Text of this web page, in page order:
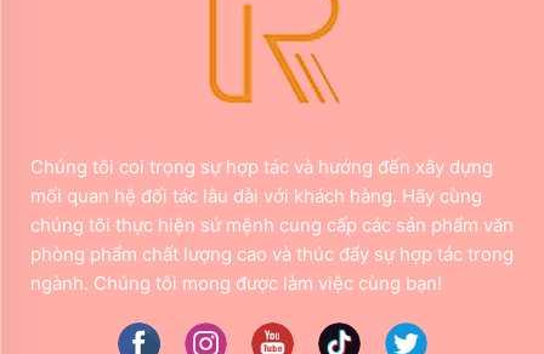
Chúng tôi coi trọng sự hợp tác và hướng đến xây dựng
mối quan hệ đối tác lâu dài với khách hàng. Hãy cùng
chúng tôi thực hiện sứ mệnh cung cấp các sản phẩm văn
phòng phẩm chất lượng cao và thúc đẩy sự hợp tác trong
ngành. Chúng tôi mong được làm việc cùng bạn!